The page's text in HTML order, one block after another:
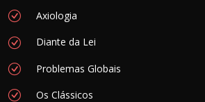
Axiologia
Diante da Lei
Problemas Globais
Os Clássicos